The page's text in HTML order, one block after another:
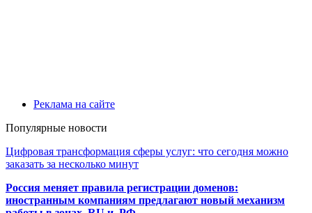
Реклама на сайте
Популярные новости
Цифровая трансформация сферы услуг: что сегодня можно
заказать за несколько минут
Россия меняет правила регистрации доменов:
иностранным компаниям предлагают новый механизм